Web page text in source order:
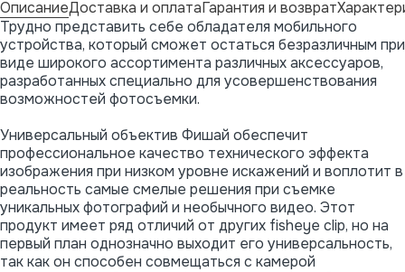
ОписаниеДоставка и оплатаГарантия и возврат
Трудно представить себе обладателя мобильного
устройства, который сможет остаться безразличным при
виде широкого ассортимента различных аксессуаров,
разработанных специально для усовершенствования
возможностей фотосъемки.
Универсальный объектив Фишай обеспечит
профессиональное качество технического эффекта
изображения при низком уровне искажений и воплотит в
реальность самые смелые решения при съемке
уникальных фотографий и необычного видео. Этот
продукт имеет ряд отличий от других fisheye clip, но на
первый план однозначно выходит его универсальность,
так как он способен совмещаться с камерой